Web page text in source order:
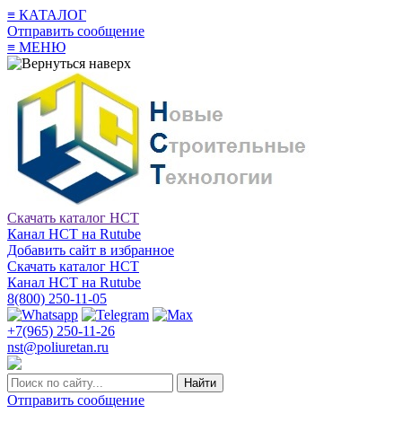
≡ КАТАЛОГ
Отправить сообщение
≡ МЕНЮ
Скачать каталог НСТ
Канал НСТ на Rutube
Добавить сайт в избранное
Скачать каталог НСТ
Канал НСТ на Rutube
8(800) 250-11-05
+7(965) 250-11-26
nst@poliuretan.ru
Найти
Отправить сообщение